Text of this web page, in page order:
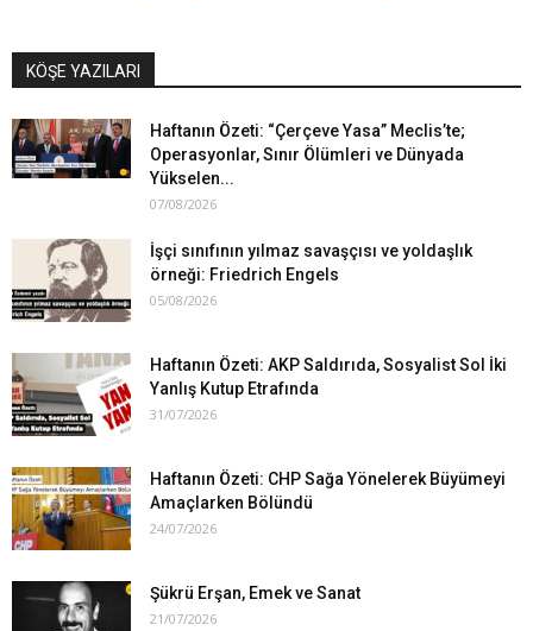
KÖŞE YAZILARI
Haftanın Özeti: “Çerçeve Yasa” Meclis’te;
Operasyonlar, Sınır Ölümleri ve Dünyada
Yükselen...
07/08/2026
İşçi sınıfının yılmaz savaşçısı ve yoldaşlık
örneği: Friedrich Engels
05/08/2026
Haftanın Özeti: AKP Saldırıda, Sosyalist Sol İki
Yanlış Kutup Etrafında
31/07/2026
Haftanın Özeti: CHP Sağa Yönelerek Büyümeyi
Amaçlarken Bölündü
24/07/2026
Şükrü Erşan, Emek ve Sanat
21/07/2026